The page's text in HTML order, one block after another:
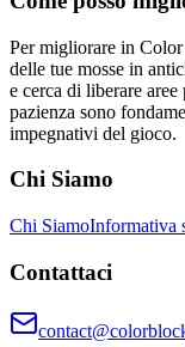
Per migliorare in
delle tue mosse in
e cerca di liberare
pazienza sono
impegnativi del gioco.
Chi Siamo
Chi SiamoInformativa
Contattaci